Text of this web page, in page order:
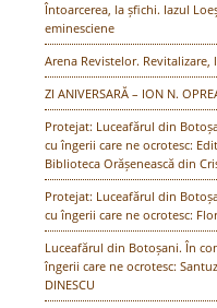
Întoarcerea, la șfichi. Iazul
eminesciene
Arena Revistelor. Revitalizare,
ZI ANIVERSARĂ – ION N.
Protejat: Luceafărul din
cu îngerii care ne ocrotesc:
Biblioteca Orășenească din
Protejat: Luceafărul din
cu îngerii care ne ocrotesc:
Luceafărul din Botoșani. În
îngerii care ne ocrotesc:
DINESCU